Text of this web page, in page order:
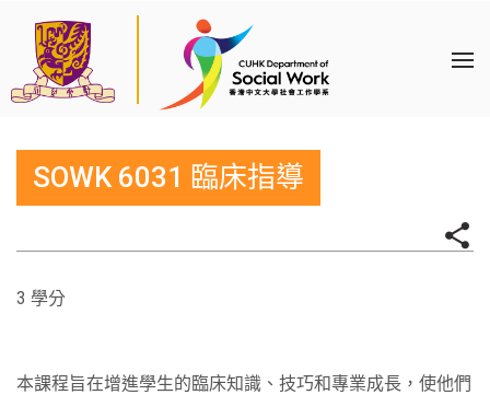
SOWK 6031 臨床指導
3 學分
本課程旨在增進學生的臨床知識、技巧和專業成長，使他們